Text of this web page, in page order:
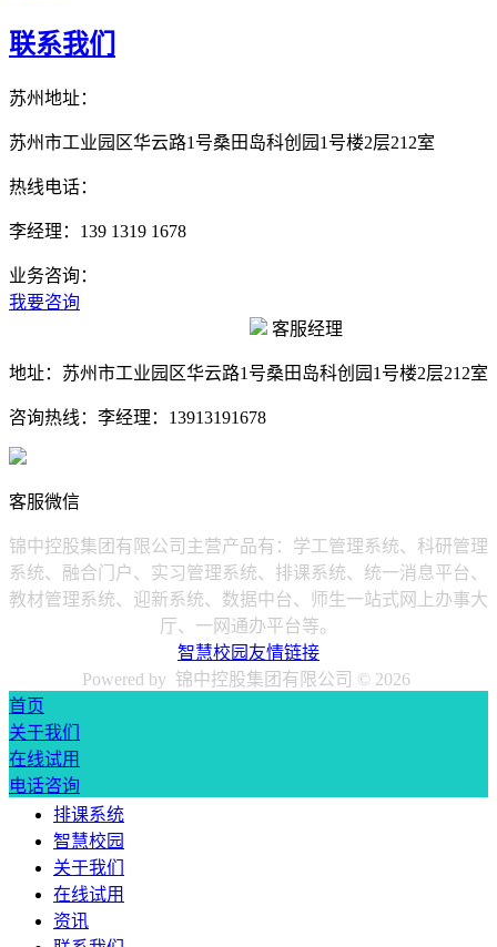
联系我们
苏州地址：
苏州市工业园区华云路1号桑田岛科创园1号楼2层212室
热线电话：
李经理：139 1319 1678
业务咨询：
我要咨询
客服经理
地址： 苏州市工业园区华云路1号桑田岛科创园1号楼2层212室
咨询热线： 李经理：13913191678
客服微信
锦中控股集团有限公司主营产品有：学工管理系统、科研管理
系统、融合门户、实习管理系统、排课系统、统一消息平台、
教材管理系统、迎新系统、数据中台、师生一站式网上办事大
厅、一网通办平台等。
智慧校园友情链接
Powered by 锦中控股集团有限公司 © 2026
首页
关于我们
在线试用
电话咨询
排课系统
智慧校园
关于我们
在线试用
资讯